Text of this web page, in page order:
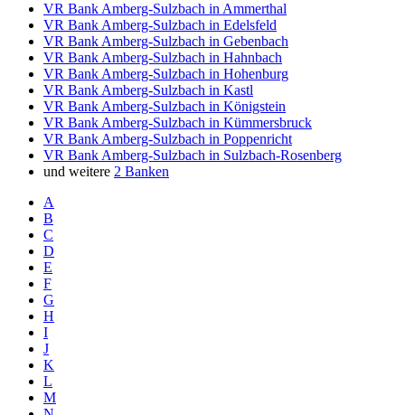
VR Bank Amberg-Sulzbach in Ammerthal
VR Bank Amberg-Sulzbach in Edelsfeld
VR Bank Amberg-Sulzbach in Gebenbach
VR Bank Amberg-Sulzbach in Hahnbach
VR Bank Amberg-Sulzbach in Hohenburg
VR Bank Amberg-Sulzbach in Kastl
VR Bank Amberg-Sulzbach in Königstein
VR Bank Amberg-Sulzbach in Kümmersbruck
VR Bank Amberg-Sulzbach in Poppenricht
VR Bank Amberg-Sulzbach in Sulzbach-Rosenberg
und weitere 2 Banken
A
B
C
D
E
F
G
H
I
J
K
L
M